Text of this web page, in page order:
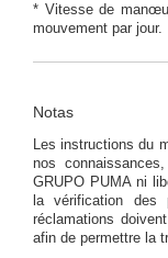
* Vitesse de
mouvement par jour.
Notas
Les instructions du
nos
GRUPO PUMA ni
la vérification des
réclamations
afin de permettre la